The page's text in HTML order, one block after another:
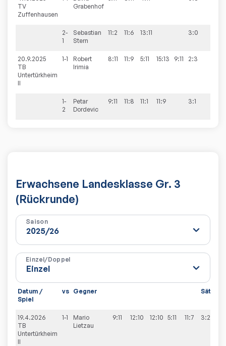
TV
Zuffenhausen
Grabenhof
2-
1
Sebastian
Stern
11:2 11:6 13:11 3:0
20.9.2025
TB
Untertürkheim
II
1-1
Robert
Irimia
8:11 11:9 5:11 15:13 9:11 2:3
1-
2
Petar
Dordevic
9:11 11:8 11:1 11:9 3:1
Erwachsene Landesklasse Gr. 3
(Rückrunde)
Saison
Einzel/Doppel
Datum /
Spiel
vs Gegner Sätze
19.4.2026
TB
Untertürkheim
II
1-1
Mario
Lietzau
9:11 12:10 12:10 5:11 11:7 3:2